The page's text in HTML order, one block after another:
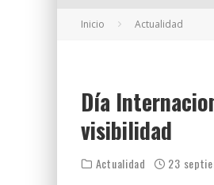
Inicio Actualidad
Día
visibilidad
Actualidad 23